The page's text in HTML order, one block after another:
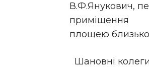
В.Ф.Янукович,
приміщення
площею близько
Шановні